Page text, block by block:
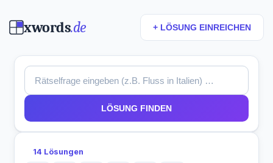
xwords.de + LÖSUNG EINREICHEN
LÖSUNG FINDEN
14 Lösungen